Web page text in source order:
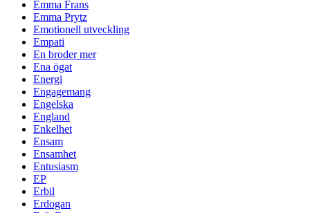
Emma Frans
Emma Prytz
Emotionell utveckling
Empati
En broder mer
Ena ögat
Energi
Engagemang
Engelska
England
Enkelhet
Ensam
Ensamhet
Entusiasm
EP
Erbil
Erdogan